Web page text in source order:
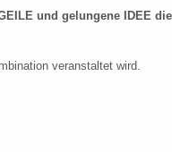
und gelungene IDEE
veranstaltet wird.